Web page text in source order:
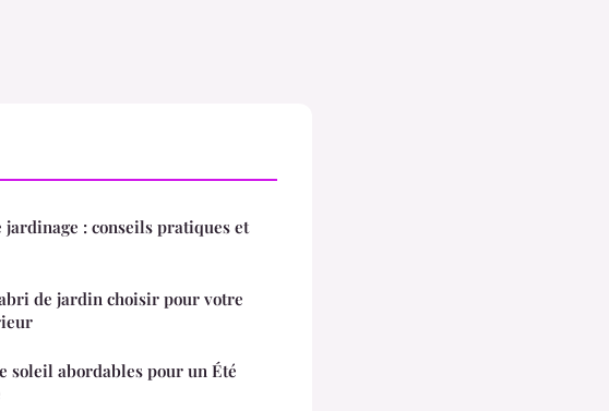
jardinage : conseils pratiques et
de jardin choisir pour votre
soleil abordables pour un Été